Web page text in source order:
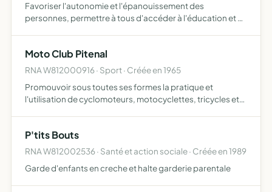
Favoriser l'autonomie et l'épanouissement des
personnes, permettre à tous d'accéder à l'éducation et à
Moto Club Pitenal
RNA W812000916 · Sport · Créée en 1965
Promouvoir sous toutes ses formes la pratique et
l'utilisation de cyclomoteurs, motocyclettes, tricycles et
transport. L…
P'tits Bouts
RNA W812002536 · Santé et action sociale · Créée en 1989
Garde d'enfants en creche et halte garderie parentale